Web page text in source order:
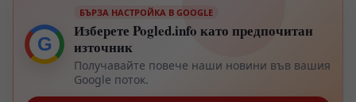
G
БЪРЗА НАСТРОЙКА В GOOGLE
Изберете Pogled.info като предпочитан
източник
Получавайте повече наши новини във вашия
Google поток.